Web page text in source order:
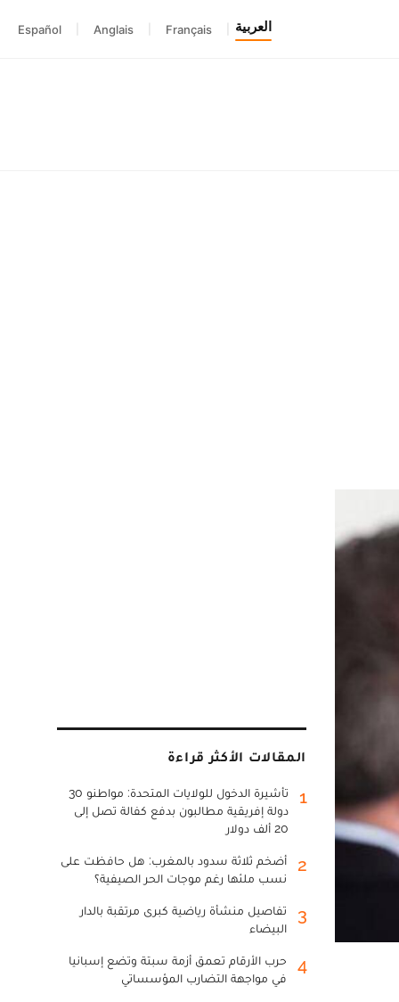
العربية Français
Anglais
Español
المقالات الأكثر قراءة
1
تأشيرة الدخول للولايات المتحدة: مواطنو 30
دولة إفريقية مطالبون بدفع كفالة تصل إلى
20 ألف دولار
2
أضخم ثلاثة سدود بالمغرب: هل حافظت على
نسب ملئها رغم موجات الحر الصيفية؟
3
تفاصيل منشأة رياضية كبرى مرتقبة بالدار
البيضاء
4
حرب الأرقام تعمق أزمة سبتة وتضع إسبانيا
في مواجهة التضارب المؤسساتي